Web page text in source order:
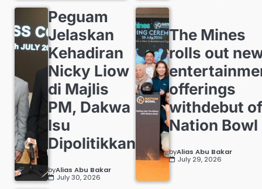
Peguam
Jelaskan
Kehadiran
Nicky Liow
di Majlis
PM, Dakwa
Isu
Dipolitikkan
byAlias Abu Bakar
July 30, 2026
The Mines
rolls out
offerings
withdebut
Nation Bowl
byAlias Abu Bakar
July 29, 2026